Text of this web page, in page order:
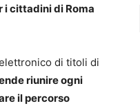
i cittadini di Roma
di titoli di
riunire ogni
il percorso